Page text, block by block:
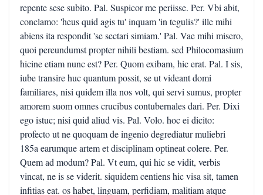
repente sese subito. Pal. Suspicor me periisse. Per. Vbi abit,
conclamo: 'heus quid agis tu' inquam 'in tegulis?' ille mihi
abiens ita respondit 'se sectari simiam.' Pal. Vae mihi misero,
quoi pereundumst propter nihili bestiam. sed Philocomasium
hicine etiam nunc est? Per. Quom exibam, hic erat. Pal. I sis,
iube transire huc quantum possit, se ut videant domi
familiares, nisi quidem illa nos volt, qui servi sumus, propter
amorem suom omnes crucibus contubernales dari. Per. Dixi
ego istuc; nisi quid aliud vis. Pal. Volo. hoc ei dicito:
profecto ut ne quoquam de ingenio degrediatur muliebri
185a earumque artem et disciplinam optineat colere. Per.
Quem ad modum? Pal. Vt eum, qui hic se vidit, verbis
vincat, ne is se viderit. siquidem centiens hic visa sit, tamen
infitias eat. os habet, linguam, perfidiam, malitiam atque